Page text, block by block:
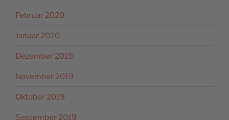
Februar 2020
Januar 2020
Dezember 2019
November 2019
Oktober 2019
September 2019